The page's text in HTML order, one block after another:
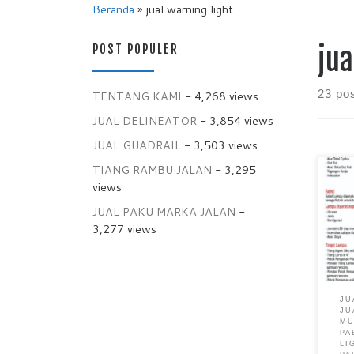
Beranda » jual warning light
23
POST POPULER
TENTANG KAMI - 4,268 views
JUAL DELINEATOR - 3,854 views
JUAL GUADRAIL - 3,503 views
TIANG RAMBU JALAN - 3,295
views
JUAL PAKU MARKA JALAN -
3,277 views